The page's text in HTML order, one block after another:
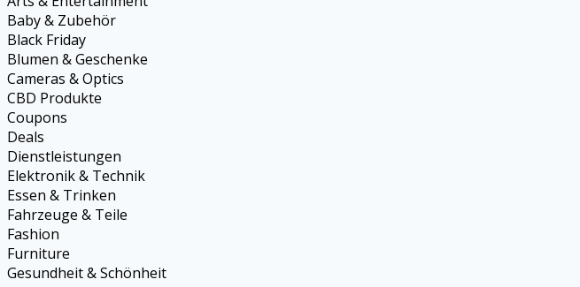
Baby & Zubehör
Black Friday
Blumen & Geschenke
Cameras & Optics
CBD Produkte
Coupons
Deals
Dienstleistungen
Elektronik & Technik
Essen & Trinken
Fahrzeuge & Teile
Fashion
Furniture
Gesundheit & Schönheit